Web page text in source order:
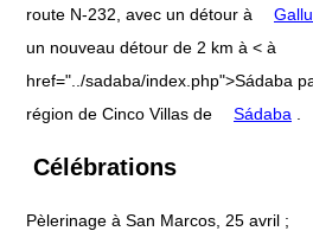
route N-232, avec un détour à
un nouveau détour de 2 km à < à
href="../sadaba/index.php">Sádaba
région de Cinco Villas de
Sádaba .
Célébrations
Pèlerinage à San Marcos, 25 avril ;